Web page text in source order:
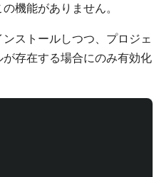
機能がありません。
ストールしつつ、プロジェ
存在する場合にのみ有効化